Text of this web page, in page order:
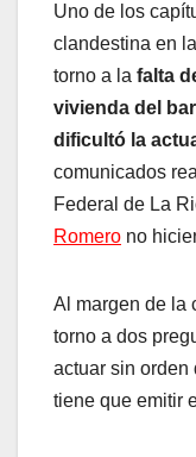
Uno de los
clandestina en
torno a la falta
vivienda del
dificultó la
comunicados
Federal de La
Romero no
Al margen de la
torno a dos
actuar sin orden
tiene que emitir